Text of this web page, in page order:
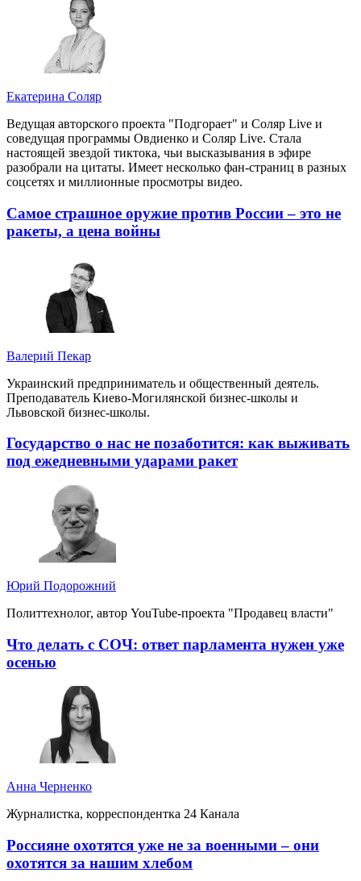
Екатерина Соляр
Ведущая авторского проекта "Подгорает" и Соляр Live и
соведущая программы Овдиенко и Соляр Live. Стала
настоящей звездой тиктока, чьи высказывания в эфире
разобрали на цитаты. Имеет несколько фан-страниц в разных
соцсетях и миллионные просмотры видео.
Самое страшное оружие против России – это не
ракеты, а цена войны
Валерий Пекар
Украинский предприниматель и общественный деятель.
Преподаватель Киево-Могилянской бизнес-школы и
Львовской бизнес-школы.
Государство о нас не позаботится: как выживать
под ежедневными ударами ракет
Юрий Подорожний
Политтехнолог, автор YouTube-проекта "Продавец власти"
Что делать с СОЧ: ответ парламента нужен уже
осенью
Анна Черненко
Журналистка, корреспондентка 24 Канала
Россияне охотятся уже не за военными – они
охотятся за нашим хлебом